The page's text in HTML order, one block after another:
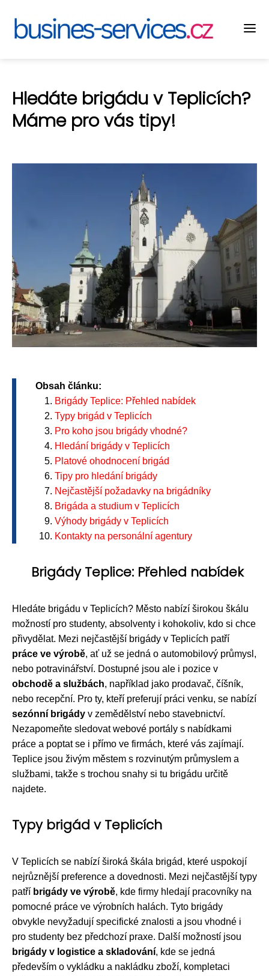
Hledáte brigádu v Teplicích?
Máme pro vás tipy!
Obsah článku:
Brigády Teplice: Přehled nabídek
Typy brigád v Teplicích
Pro koho jsou brigády vhodné?
Hledání brigády v Teplicích
Platové ohodnocení brigád
Tipy pro hledání brigády
Nejčastější požadavky na brigádníky
Brigáda a studium v Teplicích
Výhody brigády v Teplicích
Kontakty na personální agentury
Brigády Teplice: Přehled nabídek
Hledáte brigádu v Teplicích? Město nabízí širokou škálu
možností pro studenty, absolventy i kohokoliv, kdo si chce
přivydělat. Mezi nejčastější brigády v Teplicích patří
práce ve výrobě, ať už se jedná o automobilový průmysl,
nebo potravinářství. Dostupné jsou ale i pozice v
obchodě a službách, například jako prodavač, číšník,
nebo recepční. Pro ty, kteří preferují práci venku, se nabízí
sezónní brigády v zemědělství nebo stavebnictví.
Nezapomeňte sledovat webové portály s nabídkami
práce a poptat se i přímo ve firmách, které vás zajímají.
Teplice jsou živým městem s rozvinutým průmyslem a
službami, takže s trochou snahy si tu brigádu určitě
najdete.
Typy brigád v Teplicích
V Teplicích se nabízí široká škála brigád, které uspokojí
nejrůznější preference a dovednosti. Mezi nejčastější typy
patří brigády ve výrobě, kde firmy hledají pracovníky na
pomocné práce ve výrobních halách. Tyto brigády
obvykle nevyžadují specifické znalosti a jsou vhodné i
pro studenty bez předchozí praxe. Další možností jsou
brigády v logistice a skladování, kde se jedná
především o vykládku a nakládku zboží, kompletaci